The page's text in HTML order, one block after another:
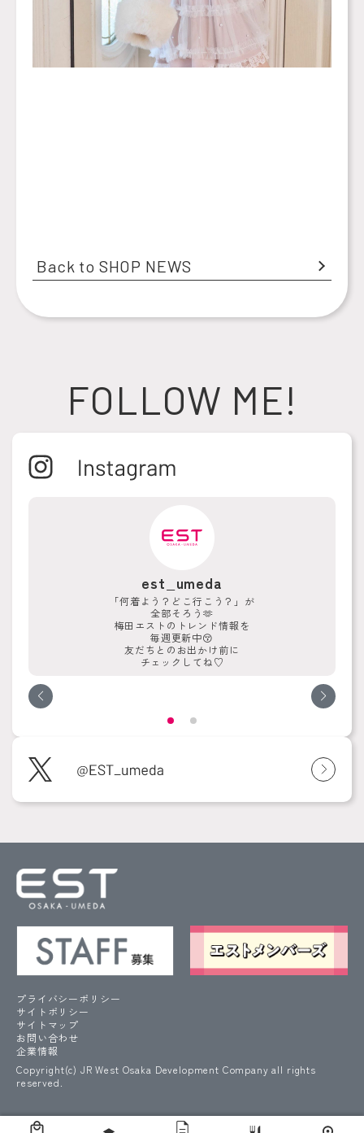
Back to SHOP NEWS
FOLLOW ME!
est_umeda
「何着よう？どこ行こう？」が
全部そろう🫶
梅田エストのトレンド情報を
毎週更新中😚
友だちとのお出かけ前に
チェックしてね♡
プライバシーポリシー
サイトポリシー
サイトマップ
お問い合わせ
企業情報
Copyright(c) JR West Osaka Development Company all rights
reserved.